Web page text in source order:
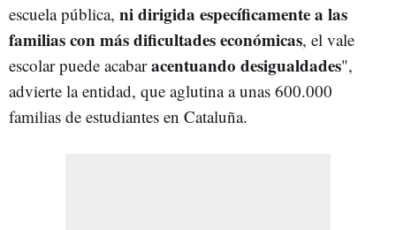
escuela pública, ni dirigida específicamente a las
familias con más dificultades económicas, el vale
escolar puede acabaracentuando desigualdades",
advierte la entidad, que aglutina a unas 600.000
familias de estudiantes en Cataluña.